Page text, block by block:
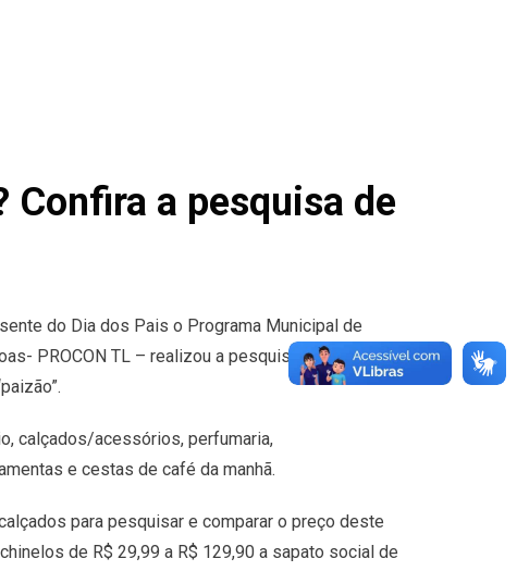
Confira a pesquisa de
do Dia dos Pais o Programa Municipal de
PROCON TL – realizou a pesquisa de preços
calçados/acessórios, perfumaria,
e cestas de café da manhã.
para pesquisar e comparar o preço deste
de R$ 29,99 a R$ 129,90 a sapato social de